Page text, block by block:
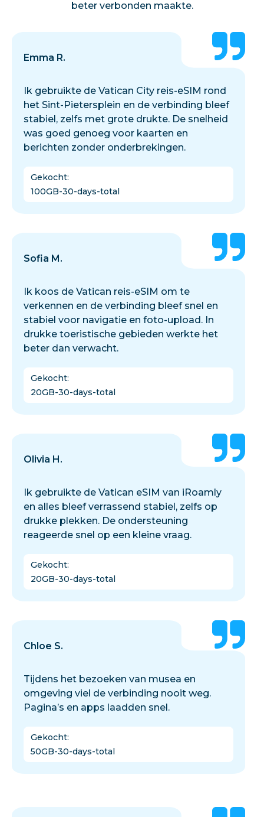
beter verbonden maakte.
Emma R.
Ik gebruikte de Vatican City reis-eSIM rond
het Sint-Pietersplein en de verbinding bleef
stabiel, zelfs met grote drukte. De snelheid
was goed genoeg voor kaarten en
berichten zonder onderbrekingen.
Gekocht:
100GB-30-days-total
Sofia M.
Ik koos de Vatican reis-eSIM om te
verkennen en de verbinding bleef snel en
stabiel voor navigatie en foto-upload. In
drukke toeristische gebieden werkte het
beter dan verwacht.
Gekocht:
20GB-30-days-total
Olivia H.
Ik gebruikte de Vatican eSIM van iRoamly
en alles bleef verrassend stabiel, zelfs op
drukke plekken. De ondersteuning
reageerde snel op een kleine vraag.
Gekocht:
20GB-30-days-total
Chloe S.
Tijdens het bezoeken van musea en
omgeving viel de verbinding nooit weg.
Pagina’s en apps laadden snel.
Gekocht:
50GB-30-days-total